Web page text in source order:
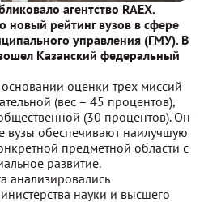
агентство RAEX.
новый рейтинг вузов в сфере
управления (ГМУ). В
Казанский федеральный
оценки трех миссий
(вес – 45 процентов),
(30 процентов). Он
вузы обеспечивают наилучшую
предметной области с
развитие.
анализировались
науки и высшего